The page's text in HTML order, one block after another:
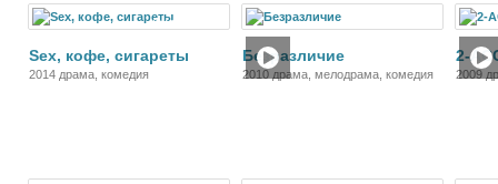
Фильм
Sex, кофе, сигареты
2014 драма, комедия
Безразличие
2010 драма, мелодрама, комедия
2-
2009